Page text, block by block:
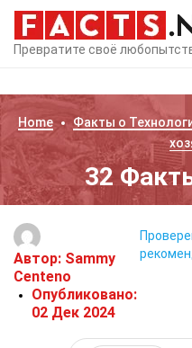
Превратите своё
Home Факты о
32
Автор: Sammy
Centeno
Опубликовано:
02 Дек 2024